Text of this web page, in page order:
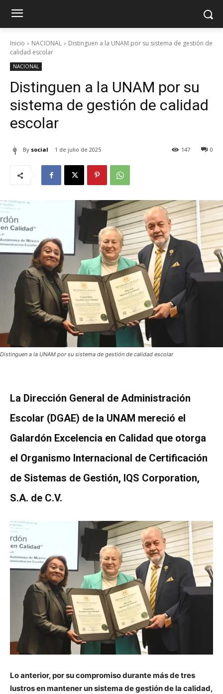
Inicio NACIONAL
Distinguen a la UNAM por su sistema de gestión de
calidad escolar
NACIONAL
Distinguen a la UNAM por su
sistema de gestión de calidad
escolar
By social 1 de julio de 2025 0
147
Distinguen a la UNAM por su sistema de gestión de calidad escolar
La Dirección General de Administración
Escolar (DGAE) de la UNAM mereció el
Galardón Excelencia en Calidad que otorga
el Organismo Internacional de Certificación
de Sistemas de Gestión, IQS Corporation,
S.A. de C.V.
Lo anterior, por su compromiso durante más de tres
lustros en mantener un sistema de gestión de la calidad,